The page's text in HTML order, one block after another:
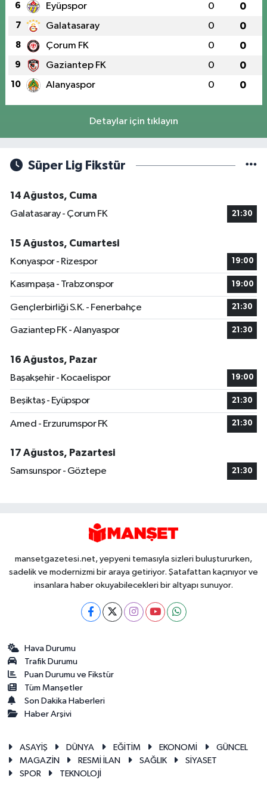
6 Eyüpspor 0 0
7 Galatasaray 0 0
8 Çorum FK 0 0
9 Gaziantep FK 0 0
10 Alanyaspor 0 0
Detaylar için tıklayın
Süper Lig Fikstür
14 Ağustos, Cuma
Galatasaray - Çorum FK
21:30
15 Ağustos, Cumartesi
Konyaspor - Rizespor
19:00
Kasımpaşa - Trabzonspor 19:00
Gençlerbirliği S.K. - Fenerbahçe 21:30
Gaziantep FK - Alanyaspor 21:30
16 Ağustos, Pazar
Başakşehir - Kocaelispor
19:00
Beşiktaş - Eyüpspor 21:30
Amed - Erzurumspor FK 21:30
17 Ağustos, Pazartesi
Samsunspor - Göztepe
21:30
mansetgazetesi.net, yepyeni temasıyla sizleri buluştururken,
sadelik ve modernizmi bir araya getiriyor. Şatafattan kaçınıyor ve
insanlara haber okuyabilecekleri bir altyapı sunuyor.
Hava Durumu
Trafik Durumu
Puan Durumu ve Fikstür
Tüm Manşetler
Son Dakika Haberleri
Haber Arşivi
ASAYİŞ DÜNYA EĞİTİM EKONOMİ
GÜNCEL
MAGAZİN
RESMİ İLAN SAĞLIK
SİYASET
SPOR
TEKNOLOJİ